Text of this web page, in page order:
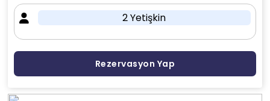
2 Yetişkin
Rezervasyon Yap